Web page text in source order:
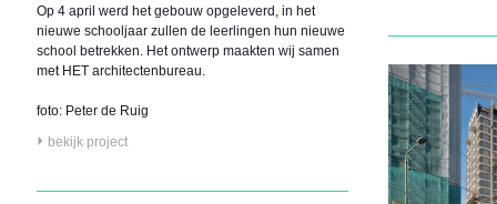
Op 4 april werd het gebouw opgeleverd, in het
nieuwe schooljaar zullen de leerlingen hun nieuwe
school betrekken. Het ontwerp maakten wij samen
met HET architectenbureau.
foto: Peter de Ruig
bekijk project